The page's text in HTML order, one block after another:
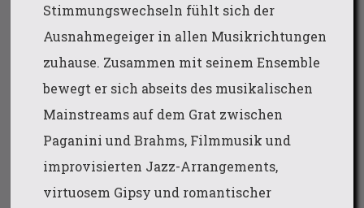
Stimmungswechseln fühlt sich der
Ausnahmegeiger in allen Musikrichtungen
zuhause. Zusammen mit seinem Ensemble
bewegt er sich abseits des musikalischen
Mainstreams auf dem Grat zwischen
Paganini und Brahms, Filmmusik und
improvisierten Jazz-Arrangements,
virtuosem Gipsy und romantischer